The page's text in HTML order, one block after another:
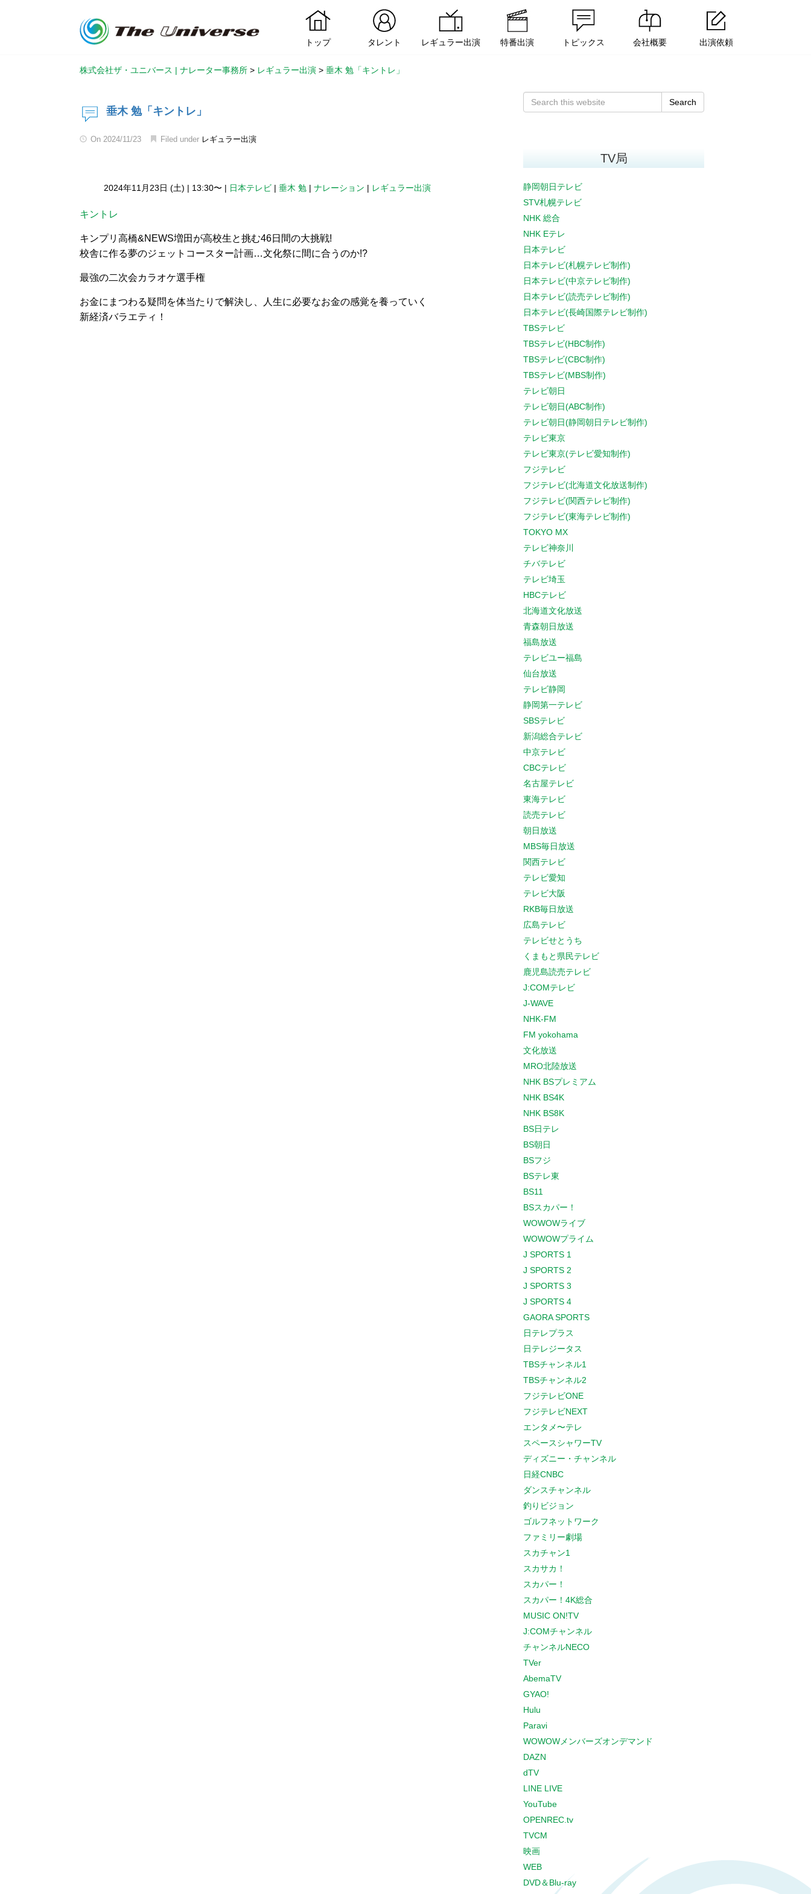
トップ タレント レギュラー出演 特番出演 トピックス 会社概要 出演依頼
株式会社ザ・ユニバース | ナレーター事務所 > レギュラー出演 > 垂木 勉「キントレ」
垂木 勉「キントレ」
On 2024/11/23 Filed under レギュラー出演
2024年11月23日 (土) | 13:30〜 | 日本テレビ | 垂木 勉 | ナレーション | レギュラー出演
キントレ
キンプリ高橋&NEWS増田が高校生と挑む46日間の大挑戦!
校舎に作る夢のジェットコースター計画…文化祭に間に合うのか!?
最強の二次会カラオケ選手権
お金にまつわる疑問を体当たりで解決し、人生に必要なお金の感覚を養っていく
新経済バラエティ！
Search
TV局
静岡朝日テレビ
STV札幌テレビ
NHK 総合
NHK Eテレ
日本テレビ
日本テレビ(札幌テレビ制作)
日本テレビ(中京テレビ制作)
日本テレビ(読売テレビ制作)
日本テレビ(長崎国際テレビ制作)
TBSテレビ
TBSテレビ(HBC制作)
TBSテレビ(CBC制作)
TBSテレビ(MBS制作)
テレビ朝日
テレビ朝日(ABC制作)
テレビ朝日(静岡朝日テレビ制作)
テレビ東京
テレビ東京(テレビ愛知制作)
フジテレビ
フジテレビ(北海道文化放送制作)
フジテレビ(関西テレビ制作)
フジテレビ(東海テレビ制作)
TOKYO MX
テレビ神奈川
チバテレビ
テレビ埼玉
HBCテレビ
北海道文化放送
青森朝日放送
福島放送
テレビユー福島
仙台放送
テレビ静岡
静岡第一テレビ
SBSテレビ
新潟総合テレビ
中京テレビ
CBCテレビ
名古屋テレビ
東海テレビ
読売テレビ
朝日放送
MBS毎日放送
関西テレビ
テレビ愛知
テレビ大阪
RKB毎日放送
広島テレビ
テレビせとうち
くまもと県民テレビ
鹿児島読売テレビ
J:COMテレビ
J-WAVE
NHK-FM
FM yokohama
文化放送
MRO北陸放送
NHK BSプレミアム
NHK BS4K
NHK BS8K
BS日テレ
BS朝日
BSフジ
BSテレ東
BS11
BSスカパー！
WOWOWライブ
WOWOWプライム
J SPORTS 1
J SPORTS 2
J SPORTS 3
J SPORTS 4
GAORA SPORTS
日テレプラス
日テレジータス
TBSチャンネル1
TBSチャンネル2
フジテレビONE
フジテレビNEXT
エンタメ〜テレ
スペースシャワーTV
ディズニー・チャンネル
日経CNBC
ダンスチャンネル
釣りビジョン
ゴルフネットワーク
ファミリー劇場
スカチャン1
スカサカ！
スカパー！
スカパー！4K総合
MUSIC ON!TV
J:COMチャンネル
チャンネルNECO
TVer
AbemaTV
GYAO!
Hulu
Paravi
WOWOWメンバーズオンデマンド
DAZN
dTV
LINE LIVE
YouTube
OPENREC.tv
TVCM
映画
WEB
DVD＆Blu-ray